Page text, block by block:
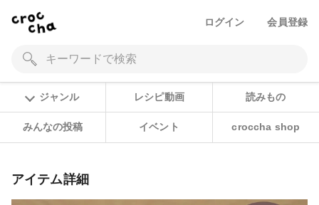
ログイン 会員登録
ジャンル レシピ動画 読みもの
みんなの投稿 イベント croccha shop
アイテム詳細